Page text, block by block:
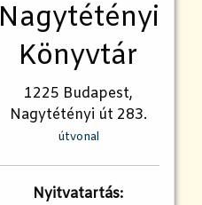
Nagytétényi
Könyvtár
1225 Budapest,
Nagytétényi út 283.
útvonal
Nyitvatartás: